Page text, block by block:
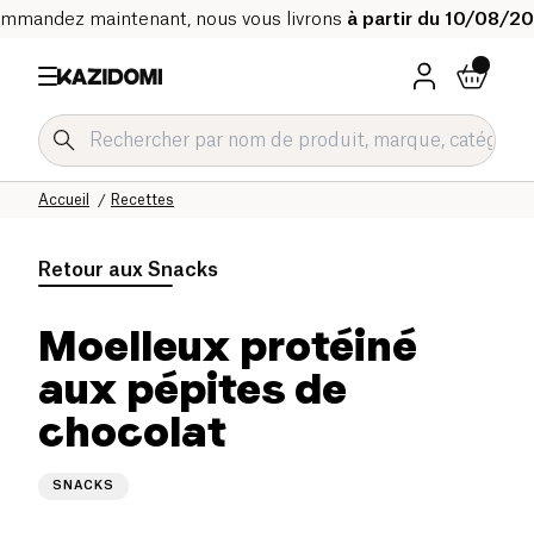
maintenant, nous vous livrons à partir du 10/08/
Recettes
Accueil
Retour aux Snacks
Moelleux protéiné
aux pépites de
chocolat
SNACKS